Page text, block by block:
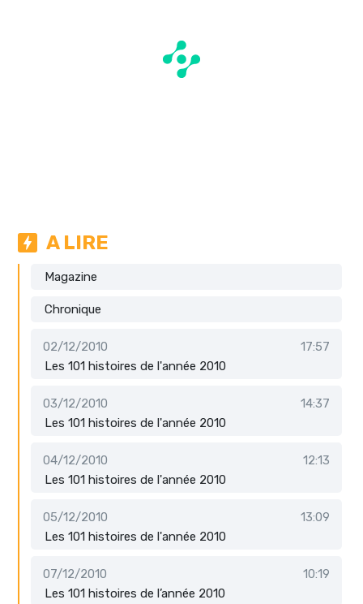
A LIRE
Magazine
Chronique
02/12/2010
17:57
Les 101 histoires de l'année 2010
03/12/2010
14:37
Les 101 histoires de l'année 2010
04/12/2010
12:13
Les 101 histoires de l'année 2010
05/12/2010
13:09
Les 101 histoires de l'année 2010
07/12/2010
10:19
Les 101 histoires de l’année 2010